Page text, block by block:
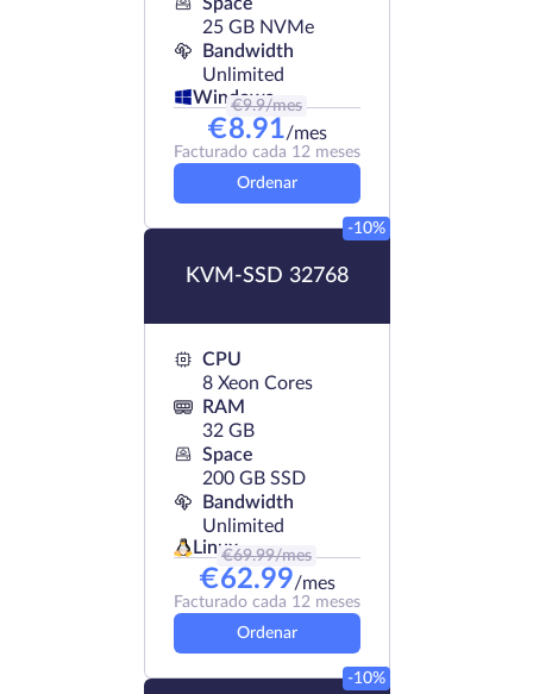
25 GB NVMe
Bandwidth
Unlimited
Windows
€9.9/mes
€8.91/mes
Facturado cada 12 meses
Ordenar
KVM-SSD 32768
-10%
CPU
8 Xeon Cores
RAM
32 GB
Space
200 GB SSD
Bandwidth
Unlimited
Linux
€69.99/mes
€62.99/mes
Facturado cada 12 meses
Ordenar
-10%